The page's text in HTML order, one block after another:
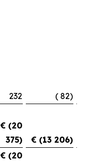
232
( 82)
€ (20
375)
€ (13 206)
€ (20